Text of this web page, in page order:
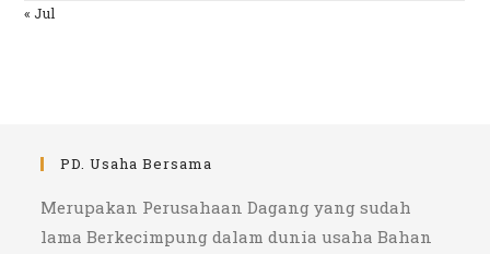
« Jul
PD. Usaha Bersama
Merupakan Perusahaan Dagang yang sudah
lama Berkecimpung dalam dunia usaha Bahan